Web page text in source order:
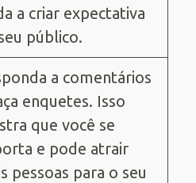
a criar expectativa
público.
a comentários
enquetes. Isso
que você se
e pode atrair
pessoas para o seu